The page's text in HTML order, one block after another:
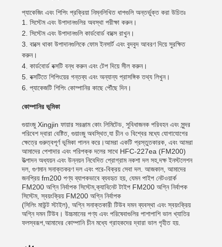
প্যাকেজিং এবং শিপিং প্রক্রিয়া নিম্নলিখিত ধাপগুলি অন্তর্ভুক্ত করা উচিতঃ
সিস্টেম এবং উপাদানগুলির অবস্থা পরীক্ষা করুন।
সিস্টেম এবং উপাদানগুলি কার্ডবোর্ড বাক্সে রাখুন।
বাক্সে থাকা উপাদানগুলিকে ফোম ইনসার্ট এবং বুদবুদ আবরণ দিয়ে সুরক্ষিত
করুন।
কার্ডবোর্ড বক্সটি বন্ধ করুন এবং টেপ দিয়ে সীল করুন।
বক্সটিতে শিপিংয়ের গন্তব্য এবং অন্যান্য প্রাসঙ্গিক তথ্য লিখুন।
প্যাকেজটি শিপিং কোম্পানির কাছে পৌঁছে দিন।
কোম্পানির ভূমিকা
গুয়াংজু Xingjin ফায়ার সরঞ্জাম কোং লিমিটেড, সুবিধাজনক পরিবহন এবং সুন্দর
পরিবেশ দ্বারা বেষ্টিত, গুয়াংজু অবস্থিত,যা চীন ও বিশ্বের মধ্যে যোগাযোগের
ক্ষেত্রে গুরুত্বপূর্ণ ভূমিকা পালন করে।আমরা একটি প্রস্তুতকারক, এবং আমরা
আমাদের পেশাদার এবং পরিপক্ক দলের সাথে HFC-227ea (FM200)
উত্পাদন অধ্যয়ন এবং উন্নয়ন নিবেদিত প্রোগ্রাম নকশা দল সহ,দক্ষ ইনস্টলেশন
দল, গুণমান সনাক্তকরণ দল এবং পরে-বিক্রয় সেবা দল. আজকাল, আমাদের
জনপ্রিয় fm200 পণ্য ব্যাপকভাবে ব্যবহৃত হয়, যেমন পাইপ নেটওয়ার্ক
FM200 অগ্নি নির্বাপক সিস্টেম,ক্যাবিনেট টাইপ FM200 অগ্নি নির্বাপক
সিস্টেম, স্বয়ংক্রিয় FM200 অগ্নি নির্বাপক
(সিলিং মাউন্ট স্টাইল), অগ্নি সনাক্তকারী টিউব দমন ব্যবস্থা এবং স্বয়ংক্রিয়
অগ্নি দমন টিউব। উচ্চমানের পণ্য এবং পরিষেবাগুলির পাশাপাশি ভাল খ্যাতির
ফলস্বরূপ,আমাদের কোম্পানি চীন মধ্যে গ্রাহকদের দ্বারা ভাল গৃহীত হয়.